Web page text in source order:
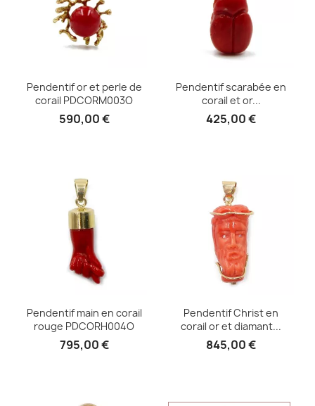
Pendentif or et perle de
corail PDCORM003O
590,00 €
Pendentif scarabée en
corail et or...
425,00 €
Pendentif main en corail
rouge PDCORH004O
795,00 €
Pendentif Christ en
corail or et diamant...
845,00 €